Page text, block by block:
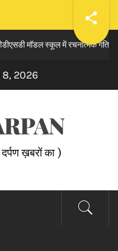
स्कूल में रचनात्मक गतिविधियों का
2026
ख़बरों का )